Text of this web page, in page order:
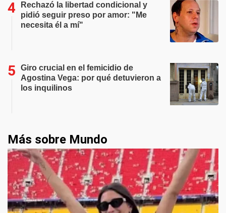
Rechazó la libertad condicional y
pidió seguir preso por amor: "Me
necesita él a mí"
Giro crucial en el femicidio de
Agostina Vega: por qué detuvieron a
los inquilinos
Más sobre Mundo